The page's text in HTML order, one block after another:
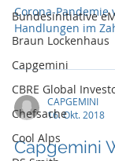
Bundesinitiative
Braun Lockenhaus
Capgemini
CBRE Global
Chefsache
Cool Alps
Corona-
Handlungen im
CAPGEMINI
16. Okt. 2018
Capgemini